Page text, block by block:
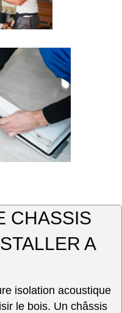
CHASSIS
A
isolation acoustique
le bois. Un châssis